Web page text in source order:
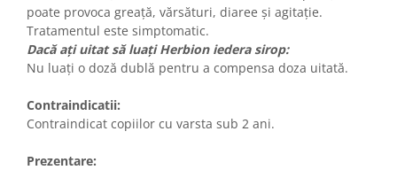
poate provoca greață, vărsături, diaree și agitație.
Tratamentul este simptomatic.
Dacă ați uitat să luați Herbion iedera sirop:
Nu luați o doză dublă pentru a compensa doza uitată.
Contraindicatii:
Contraindicat copiilor cu varsta sub 2 ani.
Prezentare: